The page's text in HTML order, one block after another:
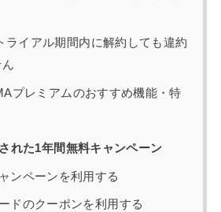
ライアル期間内に解約しても違約
プレミアムのおすすめ機能・特
れた1年間無料キャンペーン
ンペーンを利用する
ドのクーポンを利用する